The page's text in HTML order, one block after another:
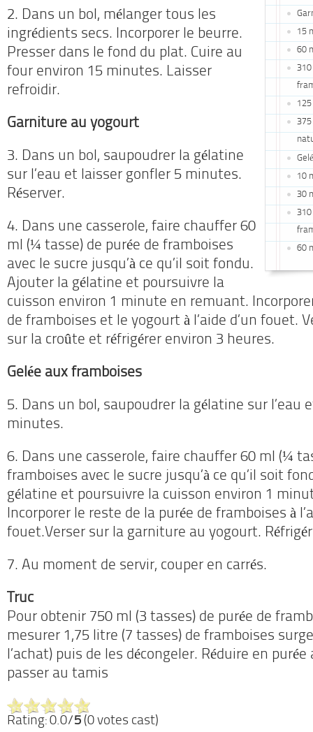
15
60
310
10
30
310
60
2. Dans un bol, mélanger tous les
ingrédients secs. Incorporer le beurre.
Presser dans le fond du plat. Cuire au
four environ 15 minutes. Laisser
refroidir.
Garniture au yogourt
3. Dans un bol, saupoudrer la gélatine
sur l’eau et laisser gonfler 5 minutes.
Réserver.
4. Dans une casserole, faire chauffer 60
ml (¼ tasse) de purée de framboises
avec le sucre jusqu’à ce qu’il soit fondu.
Ajouter la gélatine et poursuivre la
cuisson environ 1 minute en remuant.
de framboises et le yogourt à l’aide d’un fouet.
sur la croûte et réfrigérer environ 3 heures.
Gelée aux framboises
5. Dans un bol, saupoudrer la gélatine sur l’eau
minutes.
6. Dans une casserole, faire chauffer 60 ml (¼
framboises avec le sucre jusqu’à ce qu’il soit
gélatine et poursuivre la cuisson environ 1
Incorporer le reste de la purée de framboises à
fouet.Verser sur la garniture au yogourt.
7. Au moment de servir, couper en carrés.
Truc
Pour obtenir 750 ml (3 tasses) de purée de
mesurer 1,75 litre (7 tasses) de framboises
l’achat) puis de les décongeler. Réduire en
passer au tamis
Rating: 0.0/5 (0 votes cast)